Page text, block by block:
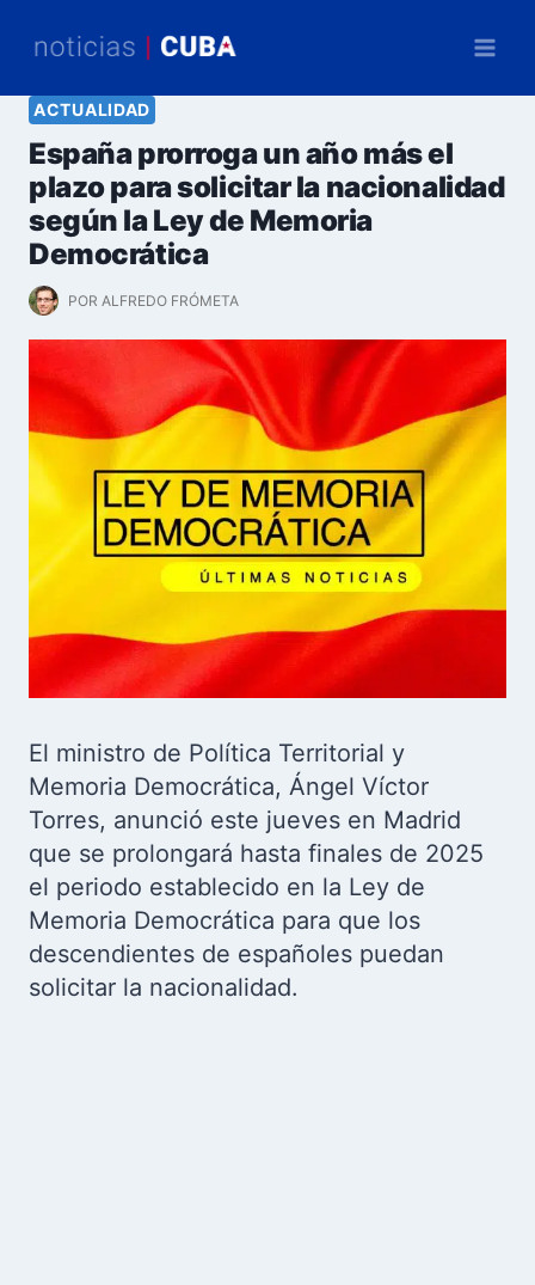
ACTUALIDAD
España prorroga un año más el
plazo para solicitar la nacionalidad
según la Ley de Memoria
Democrática
POR ALFREDO FRÓMETA
El ministro de Política Territorial y
Memoria Democrática, Ángel Víctor
Torres, anunció este jueves en Madrid
que se prolongará hasta finales de 2025
el periodo establecido en la Ley de
Memoria Democrática para que los
descendientes de españoles puedan
solicitar la nacionalidad.